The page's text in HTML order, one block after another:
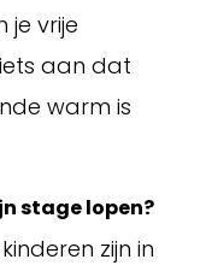
je vrije
aan dat
warm is
stage lopen?
zijn in